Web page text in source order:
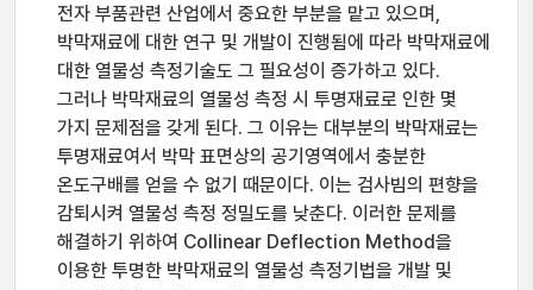
전자 부품관련 산업에서 중요한 부분을 맡고 있으며,
박막재료에 대한 연구 및 개발이 진행됨에 따라 박막재료에
대한 열물성 측정기술도 그 필요성이 증가하고 있다.
그러나 박막재료의 열물성 측정 시 투명재료로 인한 몇
가지 문제점을 갖게 된다. 그 이유는 대부분의 박막재료는
투명재료여서 박막 표면상의 공기영역에서 충분한
온도구배를 얻을 수 없기 때문이다. 이는 검사빔의 편향을
감퇴시켜 열물성 측정 정밀도를 낮춘다. 이러한 문제를
해결하기 위하여 Collinear Deflection Method을
이용한 투명한 박막재료의 열물성 측정기법을 개발 및